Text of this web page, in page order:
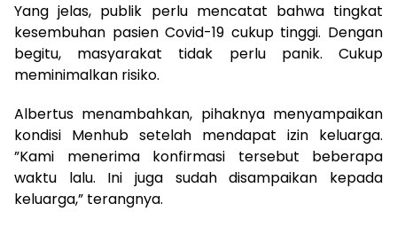
Yang jelas, publik perlu mencatat bahwa tingkat
kesembuhan pasien Covid-19 cukup tinggi. Dengan
begitu, masyarakat tidak perlu panik. Cukup
meminimalkan risiko.
Albertus menambahkan, pihaknya menyampaikan
kondisi Menhub setelah mendapat izin keluarga.
”Kami menerima konfirmasi tersebut beberapa
waktu lalu. Ini juga sudah disampaikan kepada
keluarga,” terangnya.